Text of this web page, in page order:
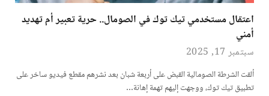
اعتقال مستخدمي تيك توك في الصومال.. حرية تعبير أم تهديد
أمني
سبتمبر 17, 2025
ألقت الشرطة الصومالية القبض على أربعة شبان بعد نشرهم مقطع فيديو ساخر على
تطبيق تيك توك، ووجهت إليهم تهمة إهانة…